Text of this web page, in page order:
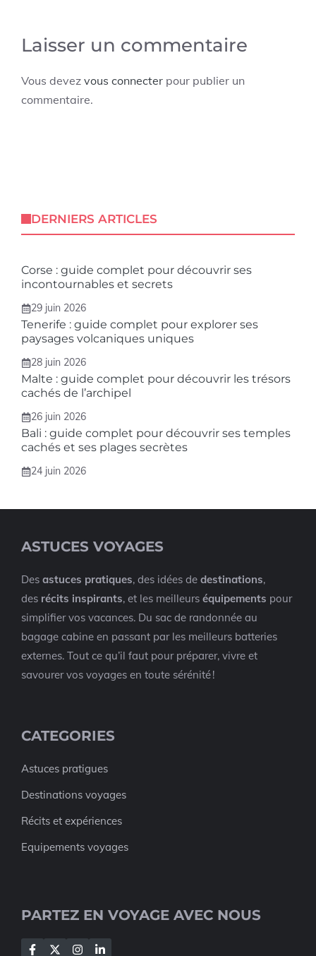
Laisser un commentaire
Vous devez vous connecter pour publier un
commentaire.
DERNIERS ARTICLES
Corse : guide complet pour découvrir ses
incontournables et secrets
29 juin 2026
Tenerife : guide complet pour explorer ses
paysages volcaniques uniques
28 juin 2026
Malte : guide complet pour découvrir les trésors
cachés de l’archipel
26 juin 2026
Bali : guide complet pour découvrir ses temples
cachés et ses plages secrètes
24 juin 2026
ASTUCES VOYAGES
Des astuces pratiques, des idées de destinations,
des récits inspirants, et les meilleurs équipements pour
simplifier vos vacances. Du sac de randonnée au
bagage cabine en passant par les meilleurs batteries
externes. Tout ce qu’il faut pour préparer, vivre et
savourer vos voyages en toute sérénité !
CATEGORIES
Astuces pratigues
Destinations voyages
Récits et expériences
Equipements voyages
PARTEZ EN VOYAGE AVEC NOUS